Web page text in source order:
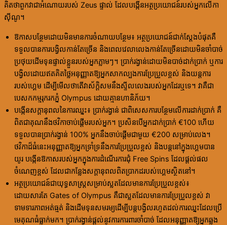
គិតថាពួកវាជាអំណោយរបស់ Zeus ផ្ទាល់ ដែលបង្កើនអត្ថប្រយោជន៍របស់អ្នកលើកា
ស៊ីណូ។
ឱកាសបន្ថែមដោយមិនមានការចំណាយបន្ថែម៖ អត្ថប្រយោជន៍ជាក់ស្តែងបំផុតគឺ
ទទួលបានការបង្វិលកាន់តែច្រើន និងពេលវេលាលេងកាន់តែច្រើនដោយមិនចាំបាច់
ប្រថុយដើមទុនផ្ទាល់ខ្លួនរបស់អ្នកភ្លាមៗ។ ប្រាក់រង្វាន់ដោយមិនបាច់ដាក់ប្រាក់ ឬការ
បង្វិលដោយឥតគិតថ្លៃអនុញ្ញាតឱ្យអ្នកសាកល្បងការប្រែប្រួលខ្ពស់ និងយន្តការ
របស់ហ្គេម ដើម្បីមើលថាតើវាស័ក្តិសមនឹងស្ទីលលេងរបស់អ្នកដែរឬទេ។ វាគឺជា
បេសកកម្មរុករកភ្នំ Olympus ដោយគ្មានហានិភ័យ។
បង្កើនសក្តានុពលនៃការឈ្នះ៖ ប្រាក់រង្វាន់ ជាពិសេសការបន្ថែមលើការដាក់ប្រាក់ គឺ
ពិតជាគុណនឹងថវិកាចាប់ផ្តើមរបស់អ្នក។ ប្រសិនបើអ្នកដាក់ប្រាក់ €100 ហើយ
ទទួលបានប្រាក់រង្វាន់ 100% អ្នកនឹងចាប់ផ្តើមជាមួយ €200 សម្រាប់លេង។
ថវិកាដ៏ធំនេះអនុញ្ញាតឱ្យអ្នកទ្រាំទ្រនឹងការប្រែប្រួលខ្ពស់ និងបន្តនៅក្នុងហ្គេមបាន
យូរ បង្កើនឱកាសរបស់អ្នកក្នុងការដំណើរការជុំ Free Spins ដែលផ្តល់ផល
ចំណេញខ្ពស់ ដែលជាកន្លែងសក្តានុពលពិតប្រាកដរបស់ហ្គេមស្ថិតនៅ។
អត្ថប្រយោជន៍ជាយុទ្ធសាស្ត្រសម្រាប់ស្លតដែលមានការប្រែប្រួលខ្ពស់៖
ដោយសារតែ Gates of Olympus គឺជាស្លតដែលមានការប្រែប្រួលខ្ពស់ វា
ទាមទារភាពអត់ធ្មត់ និងដើមទុនសមរម្យដើម្បីបន្តបង្វិលរហូតដល់ការឈ្នះដែលប្រើ
មេគុណធំធ្លាក់មក។ ប្រាក់រង្វាន់ផ្តល់នូវការការពារចាំបាច់ ដែលអនុញ្ញាតឱ្យអ្នកឆ្លង